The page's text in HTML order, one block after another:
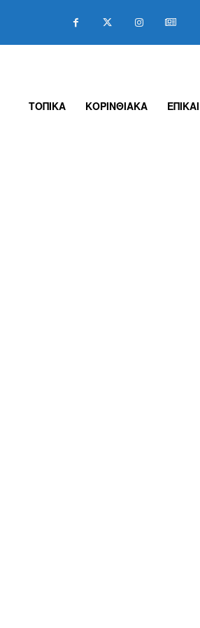
ΤΟΠΙΚΑ ΚΟΡΙΝΘΙΑΚΑ